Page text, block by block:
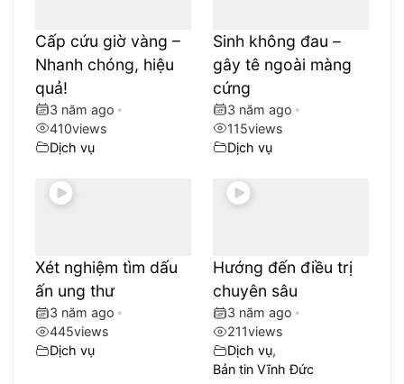
Cấp cứu giờ vàng –
Nhanh chóng, hiệu
quả!
3 năm ago •
410views
Dịch vụ
Sinh không đau –
gây tê ngoài màng
cứng
3 năm ago •
115views
Dịch vụ
Xét nghiệm tìm dấu
ấn ung thư
3 năm ago •
445views
Dịch vụ
Hướng đến điều trị
chuyên sâu
3 năm ago •
211views
Dịch vụ,
Bản tin Vĩnh Đức